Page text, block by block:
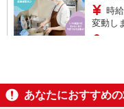
時給1,400
変動し
により
志）
イ
土四丁
キープ
あなたにおすすめ